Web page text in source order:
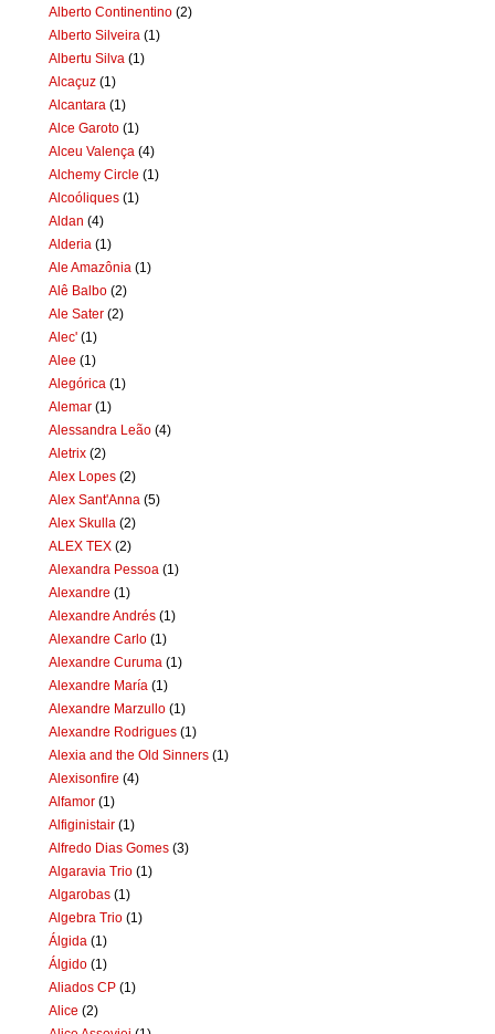
Alberto Continentino (2)
Alberto Silveira (1)
Albertu Silva (1)
Alcaçuz (1)
Alcantara (1)
Alce Garoto (1)
Alceu Valença (4)
Alchemy Circle (1)
Alcoóliques (1)
Aldan (4)
Alderia (1)
Ale Amazônia (1)
Alê Balbo (2)
Ale Sater (2)
Alec' (1)
Alee (1)
Alegórica (1)
Alemar (1)
Alessandra Leão (4)
Aletrix (2)
Alex Lopes (2)
Alex Sant'Anna (5)
Alex Skulla (2)
ALEX TEX (2)
Alexandra Pessoa (1)
Alexandre (1)
Alexandre Andrés (1)
Alexandre Carlo (1)
Alexandre Curuma (1)
Alexandre María (1)
Alexandre Marzullo (1)
Alexandre Rodrigues (1)
Alexia and the Old Sinners (1)
Alexisonfire (4)
Alfamor (1)
Alfiginistair (1)
Alfredo Dias Gomes (3)
Algaravia Trio (1)
Algarobas (1)
Algebra Trio (1)
Álgida (1)
Álgido (1)
Aliados CP (1)
Alice (2)